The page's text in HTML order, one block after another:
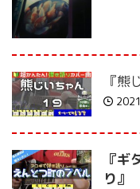
『
『ギ
り』